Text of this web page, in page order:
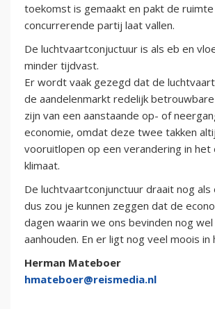
toekomst is gemaakt en pakt de
concurrerende partij laat vallen.
De luchtvaartconjuctuur is als eb en
minder tijdvast.
Er wordt vaak gezegd dat de
de aandelenmarkt redelijk
zijn van een aanstaande op- of
economie, omdat deze twee takken
vooruitlopen op een verandering in het
klimaat.
De luchtvaartconjunctuur draait nog
dus zou je kunnen zeggen dat de
dagen waarin we ons bevinden nog
aanhouden. En er ligt nog veel moois
Herman Mateboer
hmateboer@reismedia.nl